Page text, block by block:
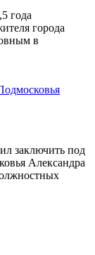
года
города
в
заключить под
Александра